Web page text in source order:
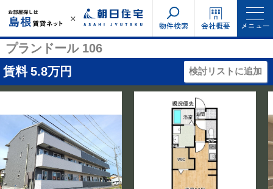
物件検索 会社概要 メニュー
プランドール 106
賃料 5.8万円 検討リストに追加